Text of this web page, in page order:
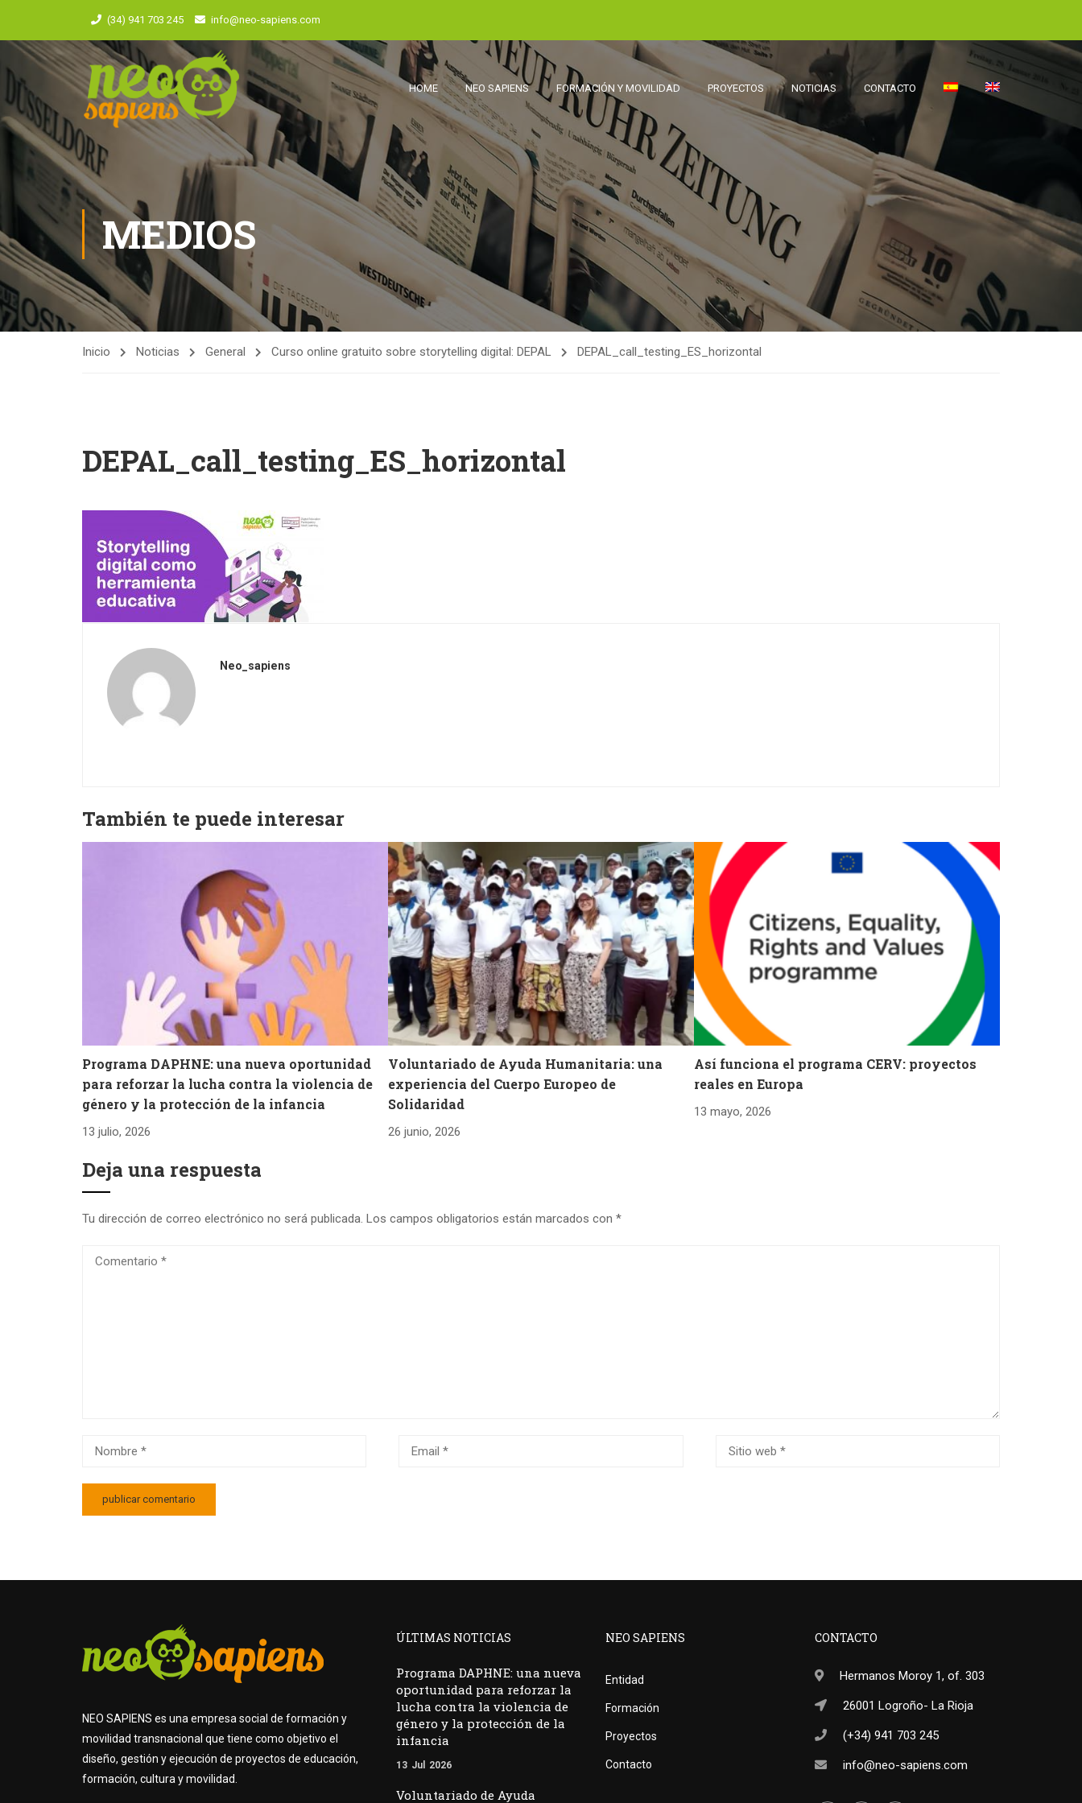
(34) 941 703 245 info@neo-sapiens.com
HOME NEO SAPIENS FORMACIÓN Y MOVILIDAD PROYECTOS NOTICIAS CONTACTO
MEDIOS
Inicio Noticias General Curso online gratuito sobre storytelling digital: DEPAL DEPAL_call_testing_ES_horizontal
DEPAL_call_testing_ES_horizontal
Neo_sapiens
También te puede interesar
Programa DAPHNE: una nueva oportunidad
para reforzar la lucha contra la violencia de
género y la protección de la infancia
13 julio, 2026
Voluntariado de Ayuda Humanitaria: una
experiencia del Cuerpo Europeo de
Solidaridad
26 junio, 2026
Así funciona el programa CERV: proyectos
reales en Europa
13 mayo, 2026
Deja una respuesta
Tu dirección de correo electrónico no será publicada. Los campos obligatorios están marcados con *
NEO SAPIENS es una empresa social de formación y
movilidad transnacional que tiene como objetivo el
diseño, gestión y ejecución de proyectos de educación,
formación, cultura y movilidad.
ÚLTIMAS NOTICIAS
Programa DAPHNE: una nueva
oportunidad para reforzar la
lucha contra la violencia de
género y la protección de la
infancia
13 Jul 2026
Voluntariado de Ayuda
NEO SAPIENS
Entidad
Formación
Proyectos
Contacto
CONTACTO
Hermanos Moroy 1, of. 303
26001 Logroño- La Rioja
(+34) 941 703 245
info@neo-sapiens.com